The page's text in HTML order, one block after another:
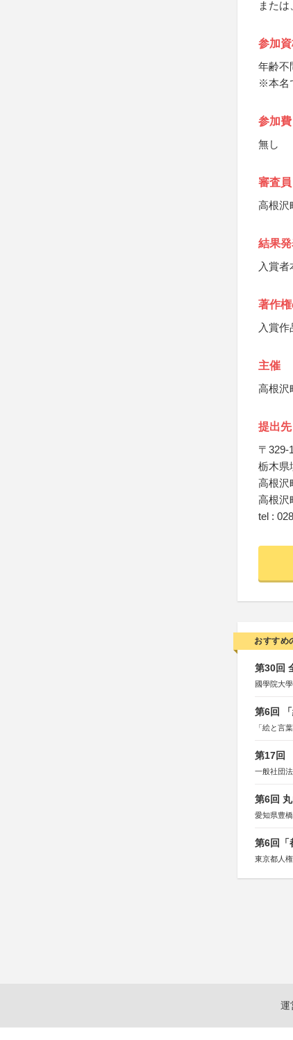
また
参加
年齢不
※本名
参加費
無し
審査員
高根沢
結果
入賞
著作
入賞
主催
高根沢
提出
〒329-
栃木県
高根沢
高根沢
tel :
おすすめ
第30回
國學院大
第6回
「絵と言
第17回
一般社団
第6回
愛知県豊
第6回「
東京都人
運